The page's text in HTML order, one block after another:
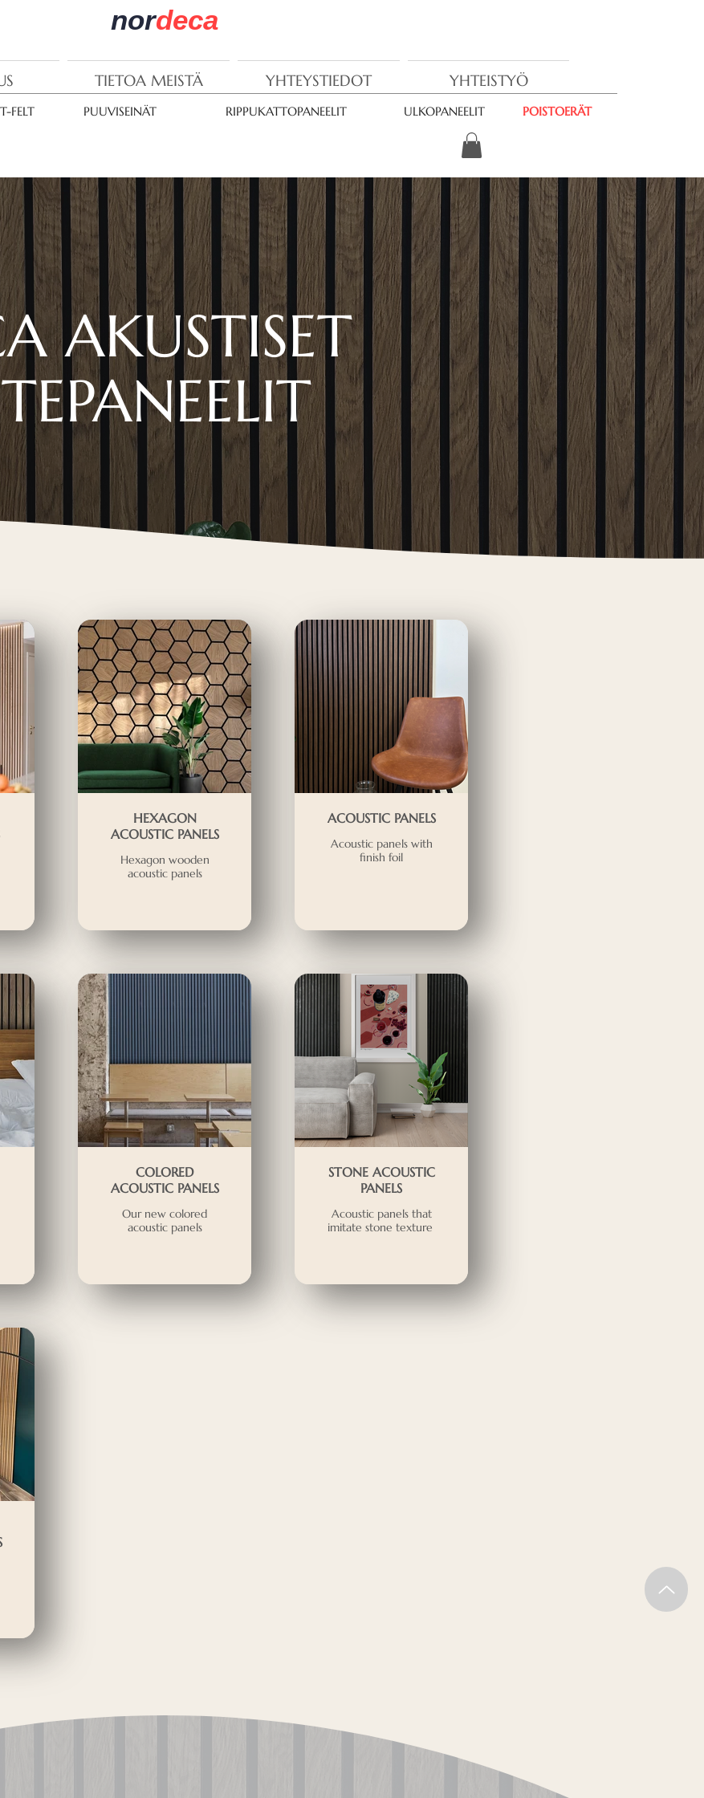
nordeca
TIETOA MEISTÄ YHTEYSTIEDOT YHTEISTYÖ
FELT PUUVISEINÄT RIPPUKATTOPANEELIT ULKOPANEELIT POISTOERÄT
AKUSTISET
HEXAGON
ACOUSTIC PANELS
Hexagon wooden
acoustic panels
ACOUSTIC PANELS
Acoustic panels with
finish foil
COLORED
ACOUSTIC PANELS
Our new colored
acoustic panels
STONE ACOUSTIC
PANELS
Acoustic panels that
imitate stone texture